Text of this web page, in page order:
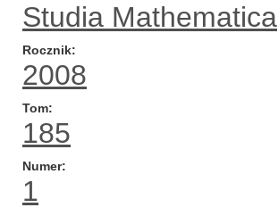
Studia Mathematica
Rocznik
2008
Tom
185
Numer
1